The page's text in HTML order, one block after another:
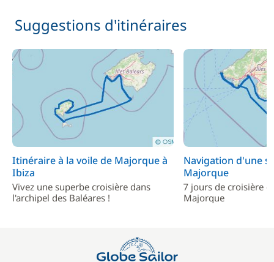
Suggestions d'itinéraires
Itinéraire à la voile de Majorque à
Ibiza
Vivez une superbe croisière dans
l'archipel des Baléares !
Navigation d'une
Majorque
7 jours de croisière
Majorque